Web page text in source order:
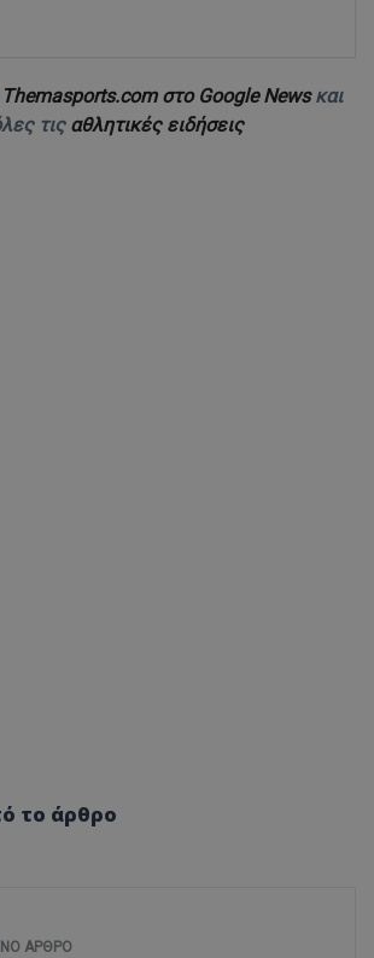
Themasports.com στο Google Newsκαι
τις αθλητικές ειδήσεις
το άρθρο
ΆΡΘΡΟ